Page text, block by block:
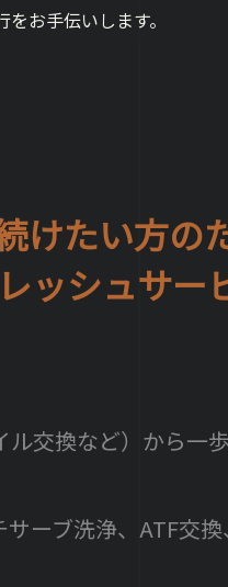
をお手伝いします。
けたい方の
ッシュサー
交換など）から一
サーブ洗浄、ATF交